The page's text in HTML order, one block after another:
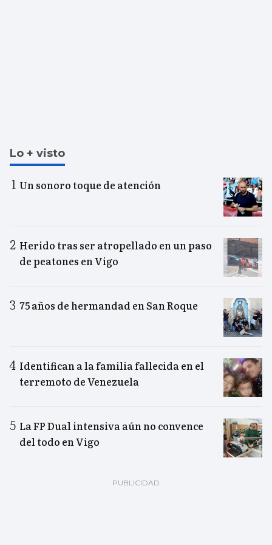
Lo + visto
Un sonoro toque de atención
Herido tras ser atropellado en un paso
de peatones en Vigo
75 años de hermandad en San Roque
Identifican a la familia fallecida en el
terremoto de Venezuela
La FP Dual intensiva aún no convence
del todo en Vigo